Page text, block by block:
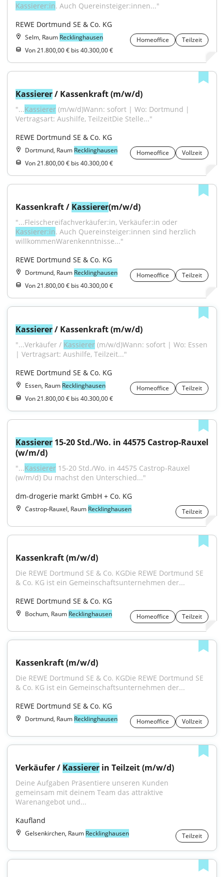
Kassierer:in. Auch Quereinsteiger:innen..."
REWE Dortmund SE & Co. KG
Selm, Raum Recklinghausen Homeoffice
Teilzeit
Von 21.800,00 € bis 40.300,00 €
Kassierer / Kassenkraft (m/w/d)
"...Kassierer (m/w/d)Wann: sofort | Wo: Dortmund |
Vertragsart: Aushilfe, TeilzeitDie Stelle..."
REWE Dortmund SE & Co. KG
Dortmund, Raum Recklinghausen Homeoffice
Vollzeit
Von 21.800,00 € bis 40.300,00 €
Kassenkraft / Kassierer(m/w/d)
Kassierer:in. Auch Quereinsteiger:innen sind herzlich
willkommenWarenkenntnisse..."
REWE Dortmund SE & Co. KG
Dortmund, Raum Recklinghausen Homeoffice
Teilzeit
Von 21.800,00 € bis 40.300,00 €
Kassierer / Kassenkraft (m/w/d)
"...Verkäufer / Kassierer (m/w/d)Wann: sofort | Wo: Essen
| Vertragsart: Aushilfe, Teilzeit..."
REWE Dortmund SE & Co. KG
Essen, Raum Recklinghausen Homeoffice
Teilzeit
Von 21.800,00 € bis 40.300,00 €
Kassierer 15-20 Std./Wo. in 44575 Castrop-Rauxel
(w/m/d)
"...Kassierer 15-20 Std./Wo. in 44575 Castrop-Rauxel
(w/m/d) Du machst den Unterschied..."
dm-drogerie markt GmbH + Co. KG
Castrop-Rauxel, Raum Recklinghausen Teilzeit
Kassenkraft (m/w/d)
Die REWE Dortmund SE & Co. KGDie REWE Dortmund SE
& Co. KG ist ein Gemeinschaftsunternehmen der...
REWE Dortmund SE & Co. KG
Bochum, Raum Recklinghausen Homeoffice Teilzeit
Kassenkraft (m/w/d)
Die REWE Dortmund SE & Co. KGDie REWE Dortmund SE
& Co. KG ist ein Gemeinschaftsunternehmen der...
REWE Dortmund SE & Co. KG
Dortmund, Raum Recklinghausen Homeoffice Vollzeit
Verkäufer / Kassierer in Teilzeit (m/w/d)
Deine Aufgaben Präsentiere unseren Kunden
gemeinsam mit deinem Team das attraktive
Warenangebot und...
Kaufland
Gelsenkirchen, Raum Recklinghausen Teilzeit